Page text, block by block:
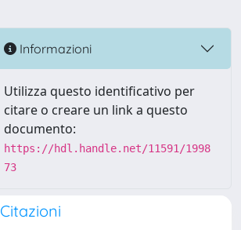
Informazioni
Utilizza questo identificativo per
citare o creare un link a questo
documento:
https://hdl.handle.net/11591/1998
73
Citazioni